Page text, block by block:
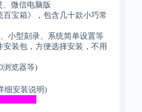
、微信电脑版
百宝箱》，包含几十款小巧常
小型刻录、系统简单设置等
安装包，方便选择安装，不用
浏览器等)
细安装说明)